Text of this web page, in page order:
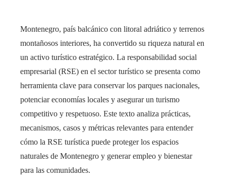
Montenegro, país balcánico con litoral adriático y terrenos
montañosos interiores, ha convertido su riqueza natural en
un activo turístico estratégico. La responsabilidad social
empresarial (RSE) en el sector turístico se presenta como
herramienta clave para conservar los parques nacionales,
potenciar economías locales y asegurar un turismo
competitivo y respetuoso. Este texto analiza prácticas,
mecanismos, casos y métricas relevantes para entender
cómo la RSE turística puede proteger los espacios
naturales de Montenegro y generar empleo y bienestar
para las comunidades.